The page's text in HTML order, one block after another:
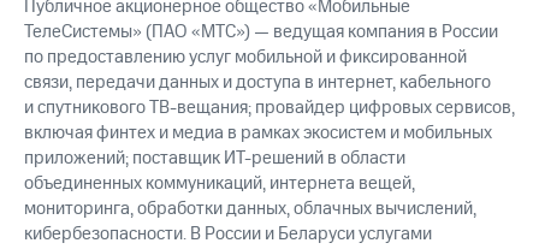
Публичное акционерное общество «Мобильные
ТелеСистемы» (ПАО «МТС») — ведущая компания в России
по предоставлению услуг мобильной и фиксированной
связи, передачи данных и доступа в интернет, кабельного
и спутникового ТВ-вещания; провайдер цифровых сервисов,
включая финтех и медиа в рамках экосистем и мобильных
приложений; поставщик ИТ-решений в области
объединенных коммуникаций, интернета вещей,
мониторинга, обработки данных, облачных вычислений,
кибербезопасности. В России и Беларуси услугами